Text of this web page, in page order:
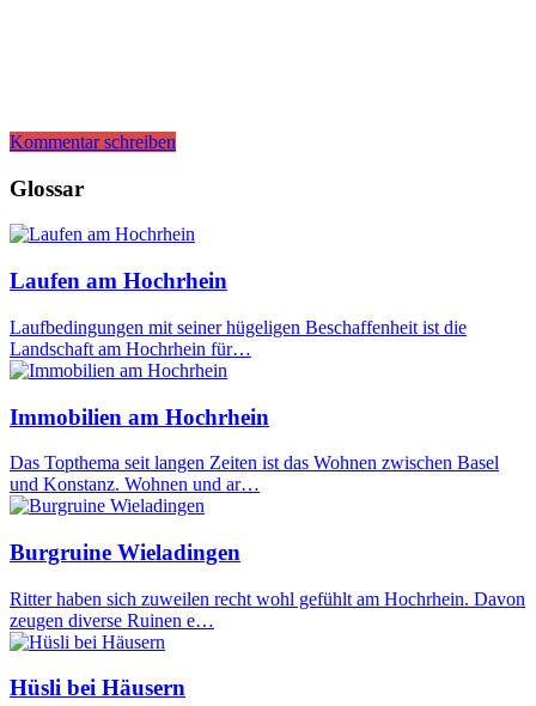
Kommentar schreiben
Glossar
Laufen am Hochrhein
Laufbedingungen mit seiner hügeligen Beschaffenheit ist die
Landschaft am Hochrhein für…
Immobilien am Hochrhein
Das Topthema seit langen Zeiten ist das Wohnen zwischen Basel
und Konstanz. Wohnen und ar…
Burgruine Wieladingen
Ritter haben sich zuweilen recht wohl gefühlt am Hochrhein. Davon
zeugen diverse Ruinen e…
Hüsli bei Häusern